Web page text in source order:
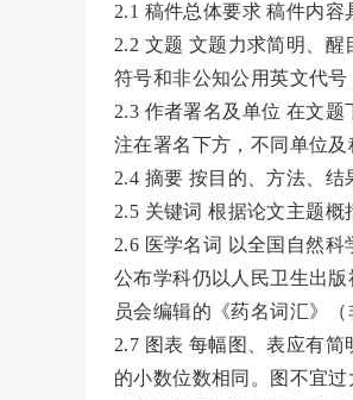
2.1 稿件总体要求 稿件内
2.2 文题 文题力求简明、
符号和非公知公用英文代号
2.3 作者署名及单位 在文
注在署名下方，不同单位及
2.4 摘要 按目的、方法、结
2.5 关键词 根据论文主题概
2.6 医学名词 以全国自然
公布学科仍以人民卫生出
员会编辑的《药名词汇》
2.7 图表 每幅图、表应有
的小数位数相同。图不宜